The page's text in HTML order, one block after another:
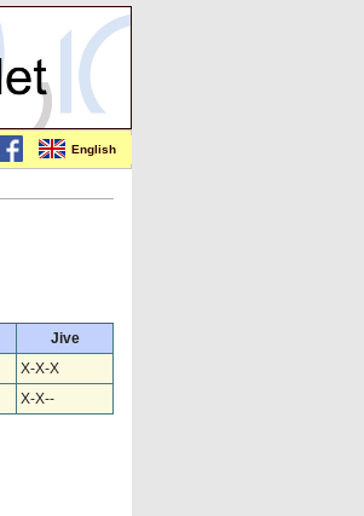
English
Jive
X-X-X
X-X--